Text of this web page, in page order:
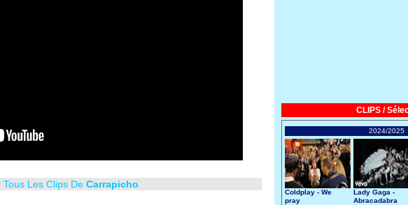
Les Clips De Carrapicho
CLIPS /
2024/2025
Coldplay - We
pray
Lady Gaga -
Abracadabra